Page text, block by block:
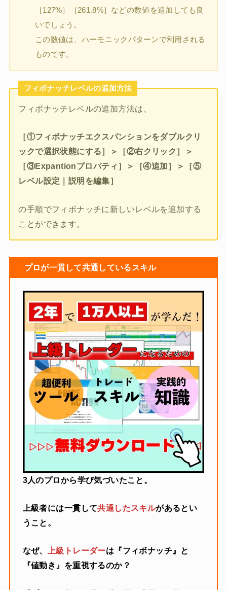
［127%］［261.8%］などの数値を追加しても良
いでしょう。
この数値は、ハーモニックパターンで利用される
ものです。
フィボナッチレベルの追加方法
フィボナッチレベルの追加方法は、
［①フィボナッチエクスパンションをダブルクリ
ックで選択状態にする］＞［②右クリック］＞
［③Expantionプロパティ］＞［④追加］＞［⑤
レベル設定｜説明を編集］
の手順でフィボナッチに新しいレベルを追加する
ことができます。
プロが一貫して共通しているスキル
3人のプロから学び気づいたこと。
上級者には一貫して共通したスキルがあるとい
うこと。
なぜ、 上級トレーダーは『フィボナッチ』と
『値動き』を重視するのか？